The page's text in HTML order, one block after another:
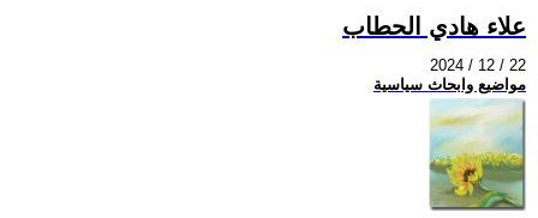
علاء هادي الحطاب
2024 / 12 / 22
مواضيع وابحاث سياسية